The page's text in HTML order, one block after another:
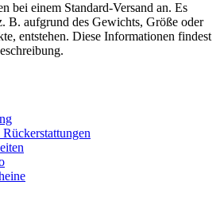
bei einem Standard-Versand an. Es
B. aufgrund des Gewichts, Größe oder
entstehen. Diese Informationen findest